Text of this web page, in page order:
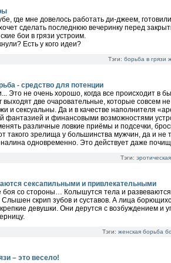
где мне довелось работать ди-джеем,
сделать последнюю вечеринку перед
бои в грязи устроим.
Есть у кого идеи?
Тэги: борьба в грязи
- средство для потенции
Это не очень хорошо, когда все происходит в
выходят две очаровательные, которые совсем
и сексуальны. Да и в качестве наполнителя
фантазией и финансовыми возможностями
различные ловкие приёмы и подсечки,
такого зрелища у большинства мужчин, да и
одновременно. Это действует даже
Тэги:
сексапильными и привлекательными
со стороны… Колышутся тела и
скрип зубов и суставов. А лица
девушки. Они дерутся с возбуждением
Тэги: женская борьба
– это весело!